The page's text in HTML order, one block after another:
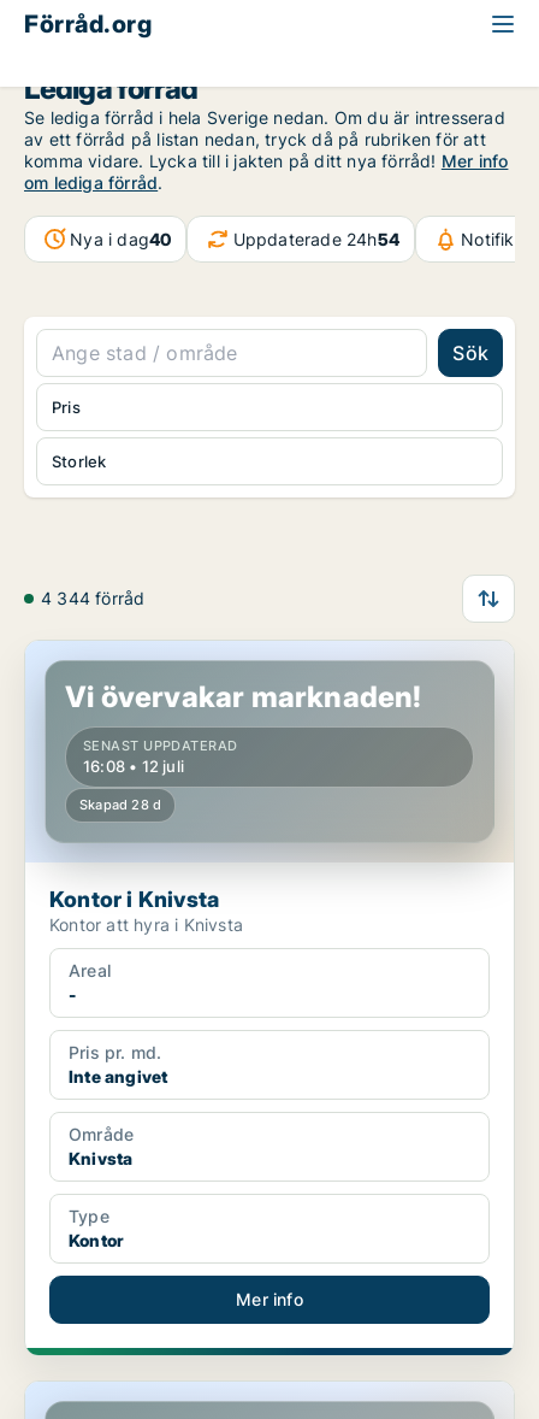
Förråd.org
Lediga förråd
Se lediga förråd i hela Sverige nedan. Om du är intresserad
av ett förråd på listan nedan, tryck då på rubriken för att
komma vidare. Lycka till i jakten på ditt nya förråd! Mer info
om lediga förråd.
Nya i dag40 Uppdaterade 24h54
Sök
Storlek
Pris
4 344 förråd
Kontor i Knivsta
Vi övervakar marknaden!
SENAST UPPDATERAD
16:08 • 12 juli
Skapad 28 d
Kontor i Knivsta
Kontor att hyra i Knivsta
Areal
-
Pris pr. md.
Inte angivet
Område
Knivsta
Type
Kontor
Mer info
Butikslokal i Sigtuna